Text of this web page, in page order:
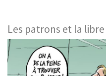
Les patrons et la